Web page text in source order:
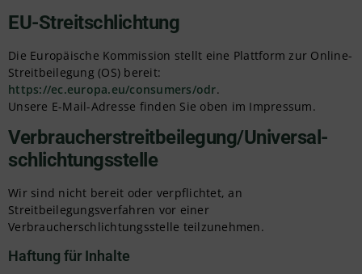
EU-Streitschlichtung
Die Europäische Kommission stellt eine Plattform zur Online-
Streitbeilegung (OS) bereit:
https://ec.europa.eu/consumers/odr.
Unsere E-Mail-Adresse finden Sie oben im Impressum.
Verbraucher­streit­beilegung/Universal­
schlichtungs­stelle
Wir sind nicht bereit oder verpflichtet, an
Streitbeilegungsverfahren vor einer
Verbraucherschlichtungsstelle teilzunehmen.
Haftung für Inhalte